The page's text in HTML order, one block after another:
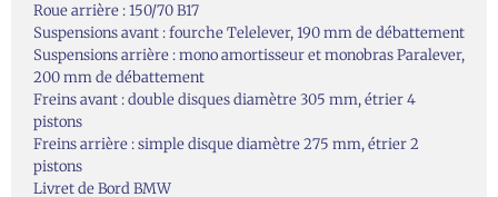
Roue arrière : 150/70 B17
Suspensions avant : fourche Telelever, 190 mm de débattement
Suspensions arrière : mono amortisseur et monobras Paralever,
200 mm de débattement
Freins avant : double disques diamètre 305 mm, étrier 4
pistons
Freins arrière : simple disque diamètre 275 mm, étrier 2
pistons
Livret de Bord BMW